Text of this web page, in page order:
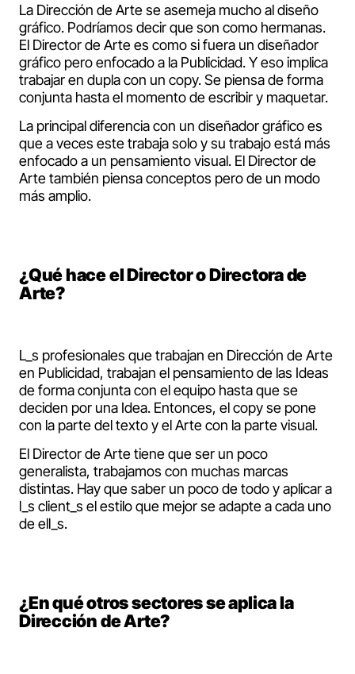
La Dirección de Arte se asemeja mucho al diseño
gráfico. Podríamos decir que son como hermanas.
El Director de Arte es como si fuera un diseñador
gráfico pero enfocado a la Publicidad. Y eso implica
trabajar en dupla con un copy. Se piensa de forma
conjunta hasta el momento de escribir y maquetar.
La principal diferencia con un diseñador gráfico es
que a veces este trabaja solo y su trabajo está más
enfocado a un pensamiento visual. El Director de
Arte también piensa conceptos pero de un modo
más amplio.
¿Qué hace el Director o Directora de
Arte?
L_s profesionales que trabajan en Dirección de Arte
en Publicidad, trabajan el pensamiento de las Ideas
de forma conjunta con el equipo hasta que se
deciden por una Idea. Entonces, el copy se pone
con la parte del texto y el Arte con la parte visual.
El Director de Arte tiene que ser un poco
generalista, trabajamos con muchas marcas
distintas. Hay que saber un poco de todo y aplicar a
l_s client_s el estilo que mejor se adapte a cada uno
de ell_s.
¿En qué otros sectores se aplica la
Dirección de Arte?